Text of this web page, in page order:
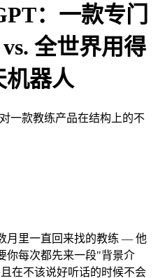
：一款专门
全世界用得
机器人
一款教练产品在结构上的不
月里一直回来找的教练 — 他
你每次都先来一段"背景介
在不该说好听话的时候不会